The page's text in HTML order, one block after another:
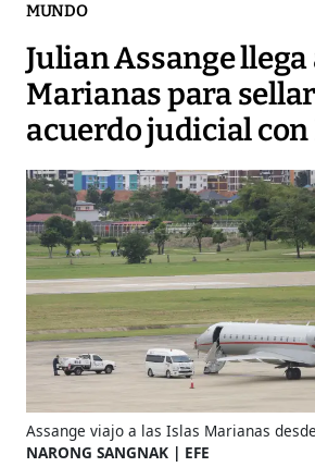
MUNDO
Julian Assange llega
Marianas para
acuerdo judicial con
Assange viajo a las Islas Marianas
NARONG SANGNAK | EFE